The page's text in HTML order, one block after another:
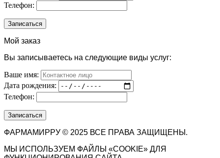
Телефон:
Мой заказ
Вы записываетесь на следующие виды услуг:
Ваше имя:
Дата рождения:
Телефон:
ФАРМАМИРРУ © 2025 ВСЕ ПРАВА ЗАЩИЩЕНЫ.
МЫ ИСПОЛЬЗУЕМ ФАЙЛЫ «COOKIE» ДЛЯ